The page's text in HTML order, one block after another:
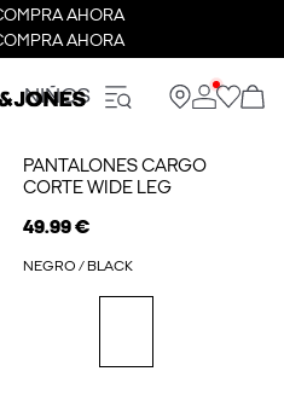
AHORA
AHORA
NIÑOS
PANTALONES CARGO
CORTE WIDE LEG
49.99 €
NEGRO / BLACK